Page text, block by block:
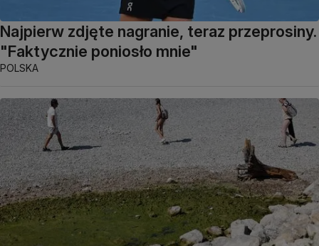
Najpierw zdjęte nagranie, teraz przeprosiny.
"Faktycznie poniosło mnie"
POLSKA